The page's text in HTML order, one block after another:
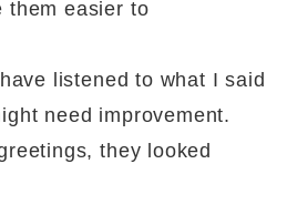
them easier to
listened to what I said
need improvement.
they looked